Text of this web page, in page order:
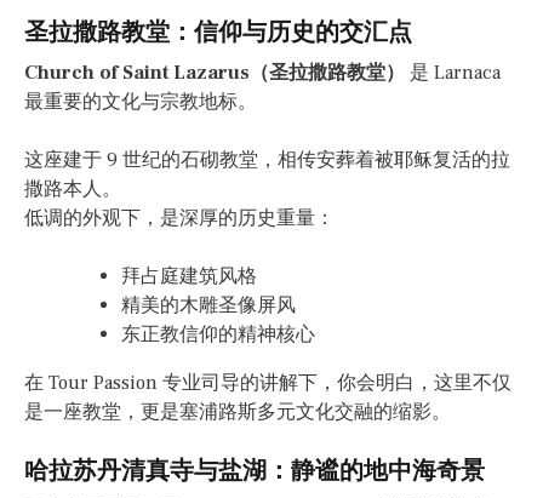
圣拉撒路教堂：信仰与历史的交汇点
Church of Saint Lazarus（圣拉撒路教堂）
是 Larnaca
最重要的文化与宗教地标。
这座建于 9 世纪的石砌教堂，相传安葬着被耶稣复活的拉
撒路本人。
低调的外观下，是深厚的历史重量：
拜占庭建筑风格
精美的木雕圣像屏风
东正教信仰的精神核心
在 Tour Passion 专业司导的讲解下，你会明白，这里不仅
是一座教堂，更是塞浦路斯多元文化交融的缩影。
哈拉苏丹清真寺与盐湖：静谧的地中海奇景